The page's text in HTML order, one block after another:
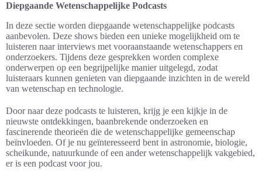
Diepgaande Wetenschappelijke Podcasts
In deze sectie worden diepgaande wetenschappelijke podcasts
aanbevolen. Deze shows bieden een unieke mogelijkheid om te
luisteren naar interviews met vooraanstaande wetenschappers en
onderzoekers. Tijdens deze gesprekken worden complexe
onderwerpen op een begrijpelijke manier uitgelegd, zodat
luisteraars kunnen genieten van diepgaande inzichten in de wereld
van wetenschap en technologie.
Door naar deze podcasts te luisteren, krijg je een kijkje in de
nieuwste ontdekkingen, baanbrekende onderzoeken en
fascinerende theorieën die de wetenschappelijke gemeenschap
beïnvloeden. Of je nu geïnteresseerd bent in astronomie, biologie,
scheikunde, natuurkunde of een ander wetenschappelijk vakgebied,
er is een podcast voor jou.